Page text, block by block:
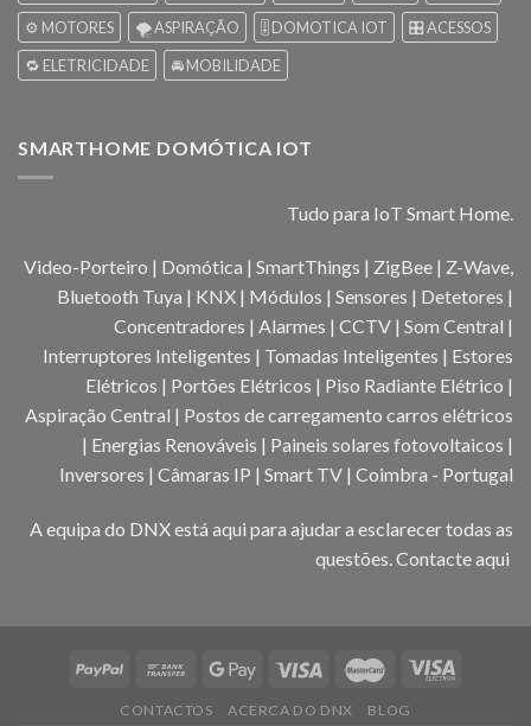
⚙️ MOTORES
🌪️ ASPIRAÇÃO 🎚️ DOMOTICA IOT
🎛️ ACESSOS
🔁 ELETRICIDADE
🚘 MOBILIDADE
SMARTHOME DOMÓTICA IOT
Tudo para IoT Smart Home.
Video-Porteiro | Domótica | SmartThings | ZigBee | Z-Wave,
Bluetooth Tuya | KNX | Módulos | Sensores | Detetores |
Concentradores | Alarmes | CCTV | Som Central |
Interruptores Inteligentes | Tomadas Inteligentes | Estores
Elétricos | Portões Elétricos | Piso Radiante Elétrico |
Aspiração Central | Postos de carregamento carros elétricos
| Energias Renováveis | Paineis solares fotovoltaicos |
Inversores | Câmaras IP | Smart TV | Coimbra - Portugal
A equipa do DNX está aqui para ajudar a esclarecer todas as
questões.Contacte aqui
CONTACTOS ACERCA DO DNX BLOG